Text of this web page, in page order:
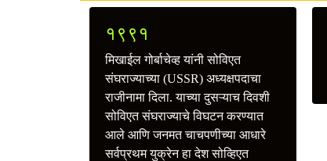
१९९१
मिखाईल गोर्बाचेव्ह यांनी सोविएत
संघराज्याच्या (USSR) अध्यक्षपदाचा
राजीनामा दिला. याच्या दुसऱ्याच दिवशी
सोविएत संघराज्याचे विघटन करण्यात
आले आणि जनमत चाचपणीच्या आधारे
सर्वप्रथम युक्रेन हा देश सोव्हिएत